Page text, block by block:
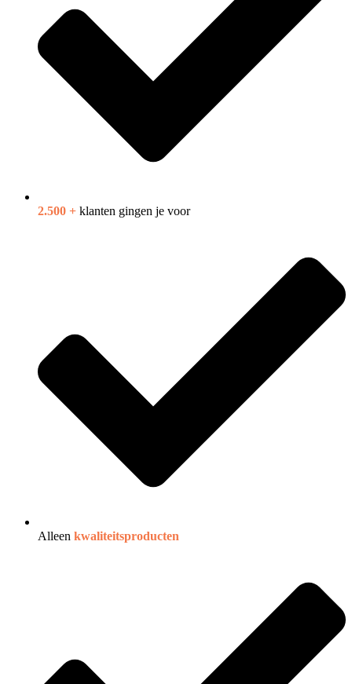
2.500 + klanten gingen je voor
Alleen kwaliteitsproducten